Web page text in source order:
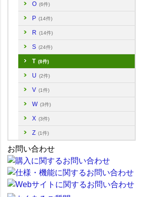
O (6件)
P (14件)
R (14件)
S (24件)
T (8件)
U (2件)
V (1件)
W (3件)
X (3件)
Z (1件)
お問い合わせ